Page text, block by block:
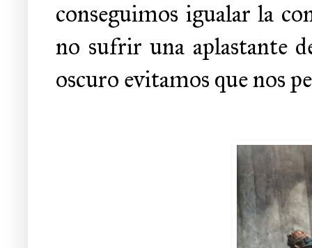
conseguimos igualar la
no sufrir una aplastante
oscuro evitamos que nos